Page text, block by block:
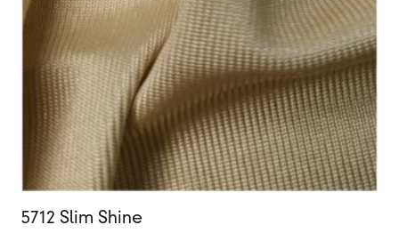
5712 Slim Shine